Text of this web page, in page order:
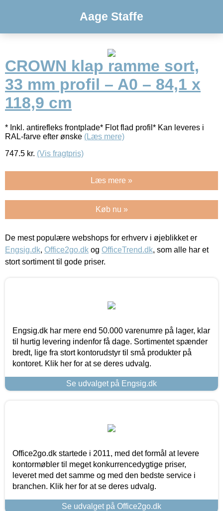
Aage Staffe
CROWN klap ramme sort,
33 mm profil – A0 – 84,1 x
118,9 cm
* Inkl. antirefleks frontplade* Flot flad profil* Kan leveres i
RAL-farve efter ønske (Læs mere)
747.5 kr. (Vis fragtpris)
Læs mere »
Køb nu »
De mest populære webshops for erhverv i øjeblikket er
Engsig.dk, Office2go.dk og OfficeTrend.dk, som alle har et
stort sortiment til gode priser.
Engsig.dk har mere end 50.000 varenumre på lager, klar
til hurtig levering indenfor få dage. Sortimentet spænder
bredt, lige fra stort kontorudstyr til små produkter på
kontoret. Klik her for at se deres udvalg.
Se udvalget på Engsig.dk
Office2go.dk startede i 2011, med det formål at levere
kontormøbler til meget konkurrencedygtige priser,
leveret med det samme og med den bedste service i
branchen. Klik her for at se deres udvalg.
Se udvalget på Office2go.dk